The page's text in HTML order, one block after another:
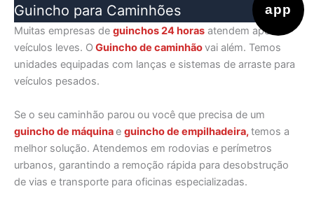
app
Guincho para Caminhões
Muitas empresas de guinchos 24 horas atendem apenas
veículos leves. O Guincho de caminhãovai além. Temos
unidades equipadas com lanças e sistemas de arraste para
veículos pesados.
Se o seu caminhão parou ou você que precisa de um
guincho de máquinae guincho de empilhadeira,temos a
melhor solução. Atendemos em rodovias e perímetros
urbanos, garantindo a remoção rápida para desobstrução
de vias e transporte para oficinas especializadas.